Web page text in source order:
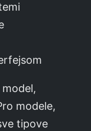
modele,
tipove